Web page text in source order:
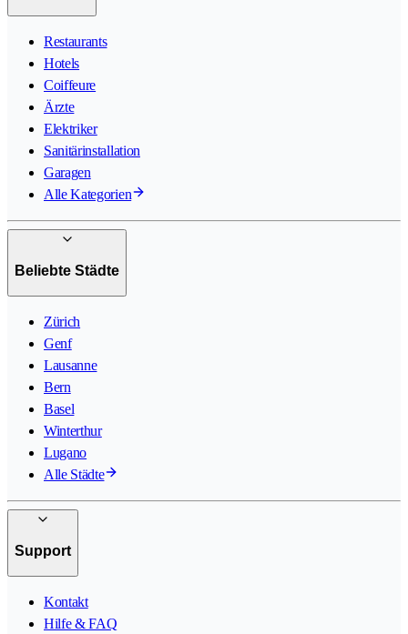
Restaurants
Hotels
Coiffeure
Ärzte
Elektriker
Sanitärinstallation
Garagen
Alle Kategorien
Beliebte Städte
Zürich
Genf
Lausanne
Bern
Basel
Winterthur
Lugano
Alle Städte
Support
Kontakt
Hilfe & FAQ